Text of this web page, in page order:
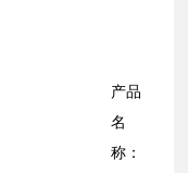
产品
名
称：